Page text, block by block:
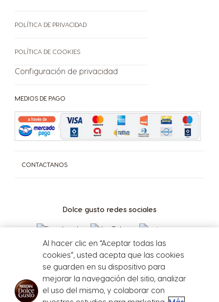
Preguntas frecuentes
Política de Privacidad
Libro de Quejas On-Line
Para consultas y/o denuncias Ingrese aquí
Dolce gusto redes sociales
MEDIOS DE PAGO
CONTACTANOS
POLÍTICA DE PRIVACIDAD
POLÍTICA DE COOKIES
Configuración de privacidad
Defensa del
Al hacer clic en “Aceptar todas las
cookies”, usted acepta que las cookies
se guarden en su dispositivo para
mejorar la navegación del sitio, analizar
el uso del mismo, y colaborar con